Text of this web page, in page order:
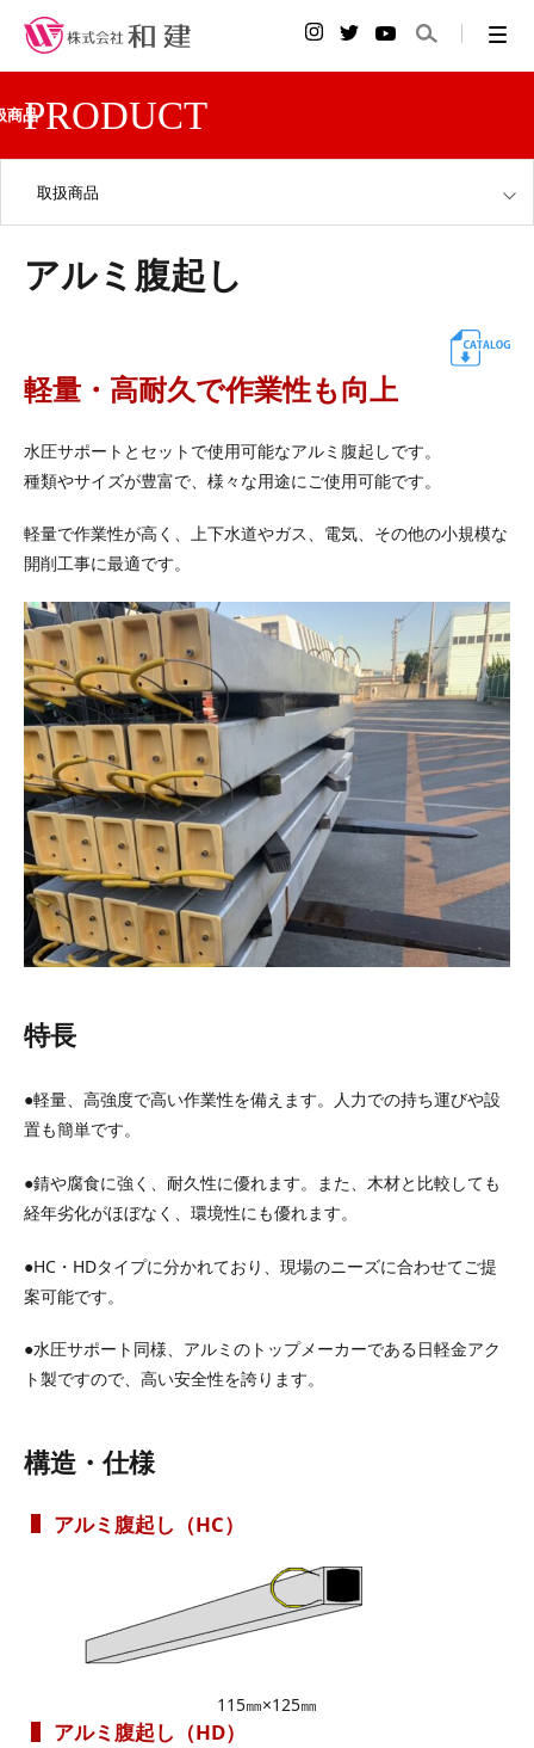
PRODUCT
商品
取扱商品
アルミ腹起し
軽量・高耐久で作業性も向上
水圧サポートとセットで使用可能なアルミ腹起しです。
種類やサイズが豊富で、様々な用途にご使用可能です。
軽量で作業性が高く、上下水道やガス、電気、その他の小規模な
開削工事に最適です。
特長
●軽量、高強度で高い作業性を備えます。人力での持ち運びや設
置も簡単です。
●錆や腐食に強く、耐久性に優れます。また、木材と比較しても
経年劣化がほぼなく、環境性にも優れます。
●HC・HDタイプに分かれており、現場のニーズに合わせてご提
案可能です。
●水圧サポート同様、アルミのトップメーカーである日軽金アク
ト製ですので、高い安全性を誇ります。
構造・仕様
アルミ腹起し（HC）
115㎜×125㎜
アルミ腹起し（HD）